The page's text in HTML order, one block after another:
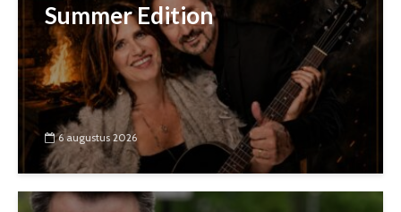
Summer Edition
6 augustus 2026